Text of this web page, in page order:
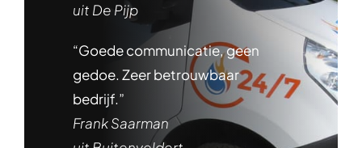
uit De Pijp
“Goede communicatie, geen
gedoe. Zeer betrouwbaar
bedrijf.”
Frank Saarman